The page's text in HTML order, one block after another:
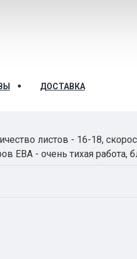
ДОСТАВКА
листов - 16-18,
ЕВА - очень тихая работа,